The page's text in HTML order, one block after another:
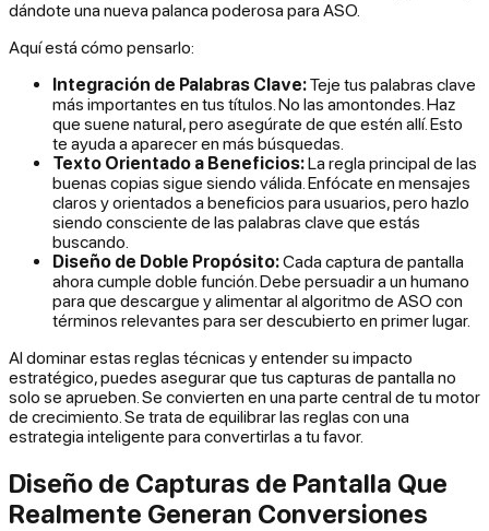
dándote una nueva palanca poderosa para ASO.
Aquí está cómo pensarlo:
Integración de Palabras Clave:Teje tus palabras clave
más importantes en tus títulos. No las amontondes. Haz
que suene natural, pero asegúrate de que estén allí. Esto
te ayuda a aparecer en más búsquedas.
Texto Orientado a Beneficios:La regla principal de las
buenas copias sigue siendo válida. Enfócate en mensajes
claros y orientados a beneficios para usuarios, pero hazlo
siendo consciente de las palabras clave que estás
buscando.
Diseño de Doble Propósito:Cada captura de pantalla
ahora cumple doble función. Debe persuadir a un humano
para que descargue yalimentar al algoritmo de ASO con
términos relevantes para ser descubierto en primer lugar.
Al dominar estas reglas técnicas y entender su impacto
estratégico, puedes asegurar que tus capturas de pantalla no
solo se aprueben. Se convierten en una parte central de tu motor
de crecimiento. Se trata de equilibrar las reglas con una
estrategia inteligente para convertirlas a tu favor.
Diseño de Capturas de Pantalla Que
Realmente Generan Conversiones